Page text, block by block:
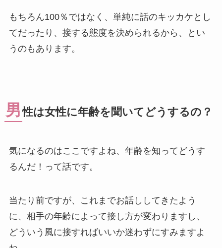
もちろん100％ではなく、単純に話のキッカケとし
てだったり、接する態度を決められるから、とい
うのもあります。
男 性は女性に年齢を聞いてどうするの？
気になるのはここですよね、年齢を知ってどうす
るんだ！って話です。
当たり前ですが、これまでお話ししてきたよう
に、相手の年齢によって接し方が変わりますし、
どういう風に接すればいいか迷わずにすみますよ